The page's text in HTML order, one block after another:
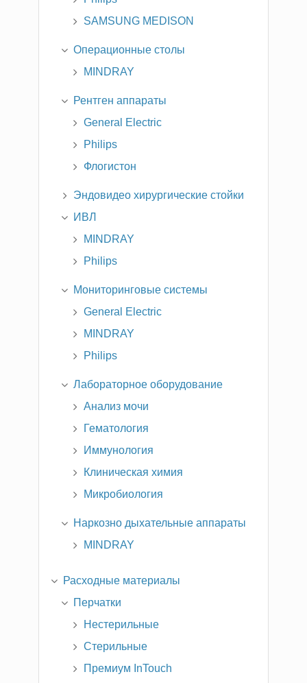
SAMSUNG MEDISON
Операционные столы
MINDRAY
Рентген аппараты
General Electric
Philips
Флогистон
Эндовидео хирургические стойки
ИВЛ
MINDRAY
Philips
Мониторинговые системы
General Electric
MINDRAY
Philips
Лабораторное оборудование
Анализ мочи
Гематология
Иммунология
Клиническая химия
Микробиология
Наркозно дыхательные аппараты
MINDRAY
Расходные материалы
Перчатки
Нестерильные
Стерильные
Премиум InTouch